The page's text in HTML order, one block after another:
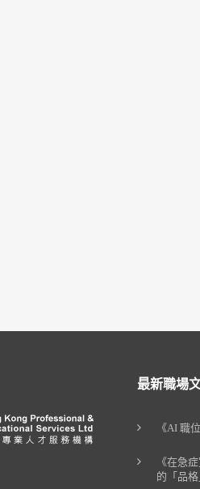
最新職場
《AI 職
《在急
的「品格